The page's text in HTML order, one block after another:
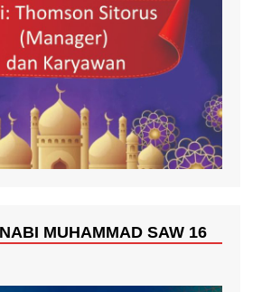
MUHAMMAD SAW 16